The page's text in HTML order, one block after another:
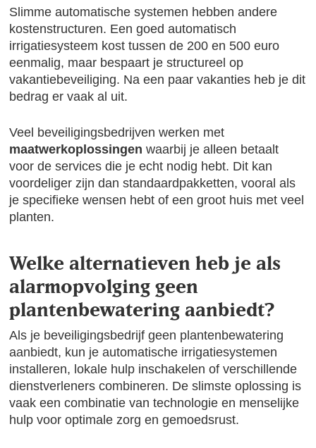
Slimme automatische systemen hebben andere
kostenstructuren. Een goed automatisch
irrigatiesysteem kost tussen de 200 en 500 euro
eenmalig, maar bespaart je structureel op
vakantiebeveiliging. Na een paar vakanties heb je dit
bedrag er vaak al uit.
Veel beveiligingsbedrijven werken met
maatwerkoplossingen waarbij je alleen betaalt
voor de services die je echt nodig hebt. Dit kan
voordeliger zijn dan standaardpakketten, vooral als
je specifieke wensen hebt of een groot huis met veel
planten.
Welke alternatieven heb je als
alarmopvolging geen
plantenbewatering aanbiedt?
Als je beveiligingsbedrijf geen plantenbewatering
aanbiedt, kun je automatische irrigatiesystemen
installeren, lokale hulp inschakelen of verschillende
dienstverleners combineren. De slimste oplossing is
vaak een combinatie van technologie en menselijke
hulp voor optimale zorg en gemoedsrust.